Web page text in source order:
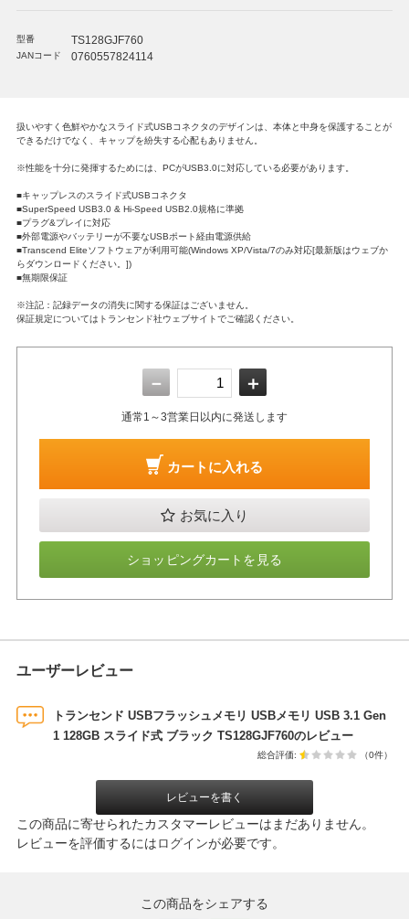
型番 TS128GJF760
JANコード 0760557824114
扱いやすく色鮮やかなスライド式USBコネクタのデザインは、本体と中身を保護することが
できるだけでなく、キャップを紛失する心配もありません。
※性能を十分に発揮するためには、PCがUSB3.0に対応している必要があります。
■キャップレスのスライド式USBコネクタ
■SuperSpeed USB3.0 & Hi-Speed USB2.0規格に準拠
■プラグ&プレイに対応
■外部電源やバッテリーが不要なUSBポート経由電源供給
■Transcend Eliteソフトウェアが利用可能(Windows XP/Vista/7のみ対応[最新版はウェブか
らダウンロードください。])
■無期限保証
※注記：記録データの消失に関する保証はございません。
保証規定についてはトランセンド社ウェブサイトでご確認ください。
－ ＋
通常1～3営業日以内に発送します
カートに入れる
お気に入り
ショッピングカートを見る
ユーザーレビュー
トランセンド USBフラッシュメモリ USBメモリ USB 3.1 Gen
1 128GB スライド式 ブラック TS128GJF760のレビュー
総合評価: （0件）
レビューを書く
この商品に寄せられたカスタマーレビューはまだありません。
レビューを評価するにはログインが必要です。
この商品をシェアする